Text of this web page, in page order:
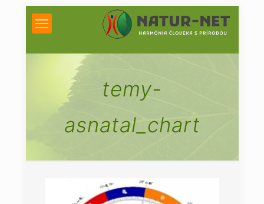
temy-
asnatal_chart